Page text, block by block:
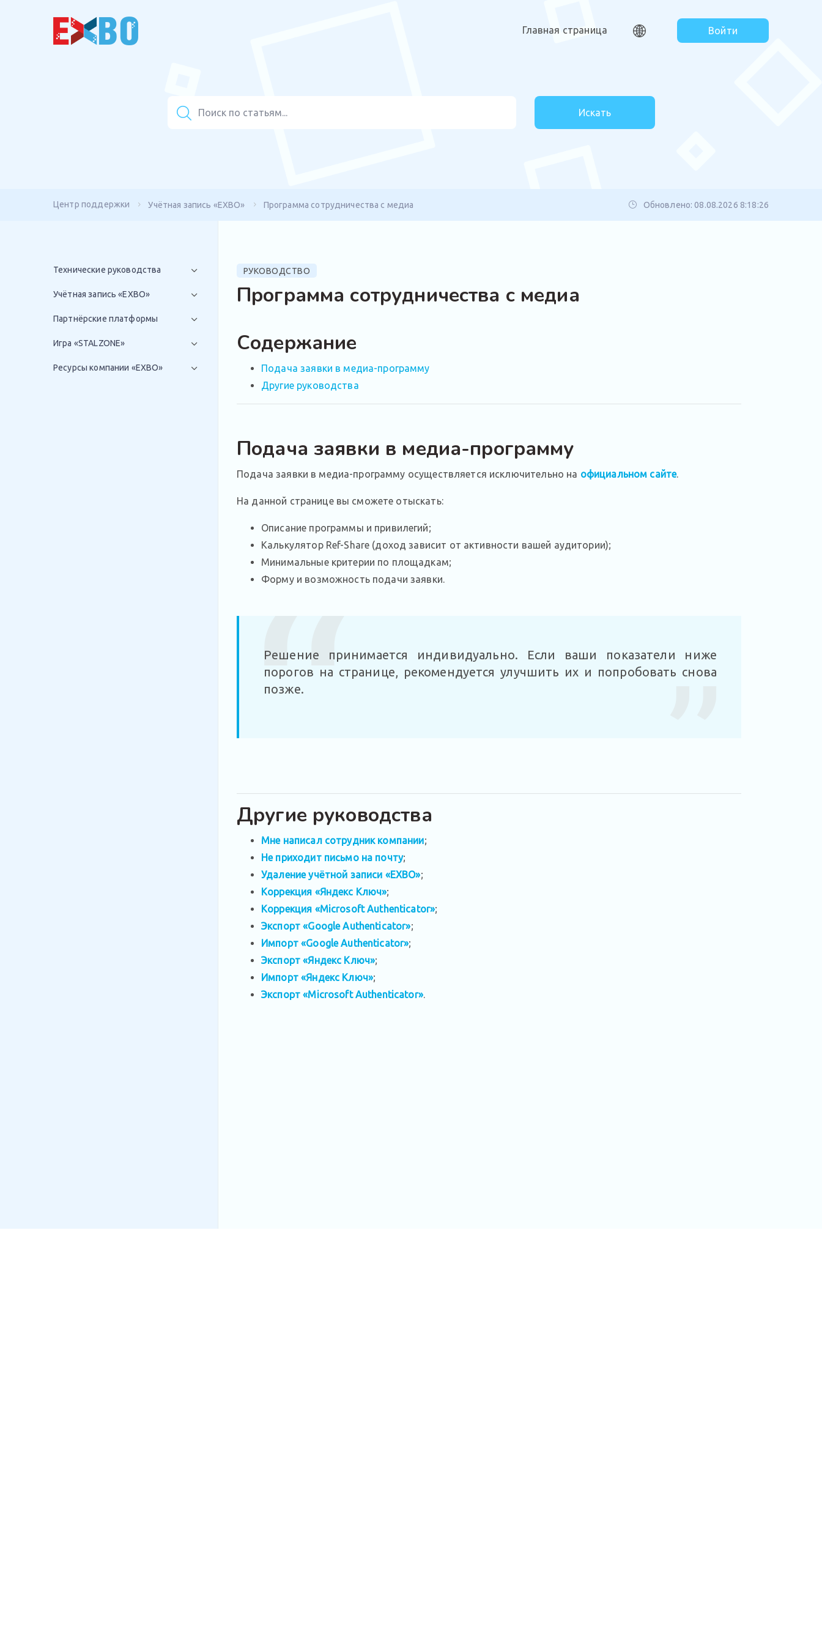
Главная страница Войти
Искать
Центр поддержки Учётная запись «EXBO» Программа сотрудничества с медиа Обновлено: 08.08.2026 8:18:26
Технические руководства
Учётная запись «EXBO»
Партнёрские платформы
Игра «STALZONE»
Ресурсы компании «EXBO»
РУКОВОДСТВО
Программа сотрудничества с медиа
Содержание
Подача заявки в медиа-программу
Другие руководства
Подача заявки в медиа-программу
Подача заявки в медиа-программу осуществляется исключительно на официальном сайте.
На данной странице вы сможете отыскать:
Описание программы и привилегий;
Калькулятор Ref-Share (доход зависит от активности вашей аудитории);
Минимальные критерии по площадкам;
Форму и возможность подачи заявки.
Решение принимается индивидуально. Если ваши показатели ниже
порогов на странице, рекомендуется улучшить их и попробовать снова
позже.
Другие руководства
Мне написал сотрудник компании;
Не приходит письмо на почту;
Удаление учётной записи «EXBO»;
Коррекция «Яндекс Ключ»;
Коррекция «Microsoft Authenticator»;
Экспорт «Google Authenticator»;
Импорт «Google Authenticator»;
Экспорт «Яндекс Ключ»;
Импорт «Яндекс Ключ»;
Экспорт «Microsoft Authenticator».